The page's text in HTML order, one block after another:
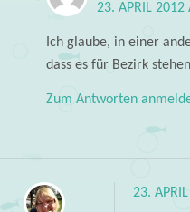
23. APRIL 2012
Ich glaube, in einer
dass es für Bezirk
Zum Antworten
23.